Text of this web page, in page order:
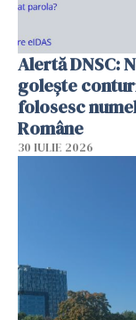
Alertă DNSC:
golește
folosesc
Române
30 IULIE 2026